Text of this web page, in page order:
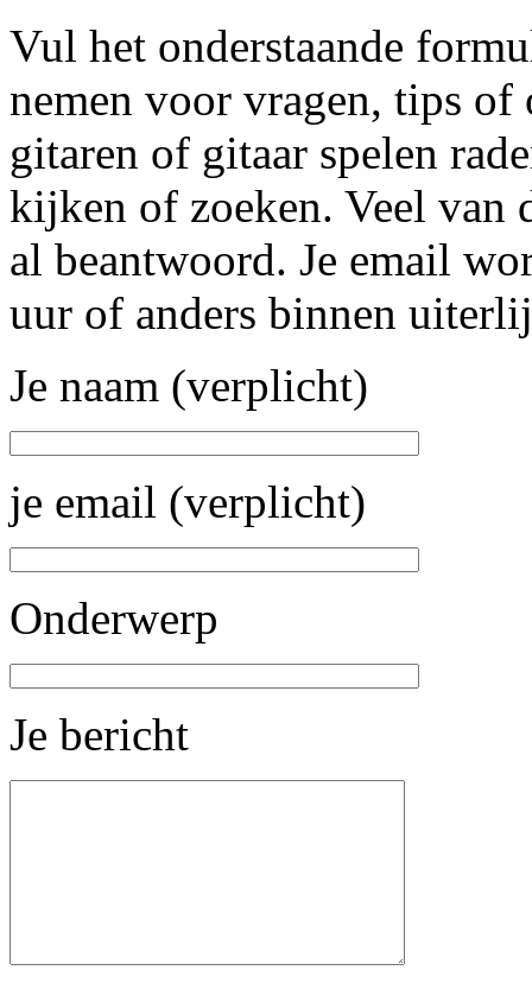
Vul het onderstaande
nemen voor vragen, tips
gitaren of gitaar spelen
kijken of zoeken. Veel van
al beantwoord. Je email
uur of anders binnen
Je naam (verplicht)
je email (verplicht)
Onderwerp
Je bericht